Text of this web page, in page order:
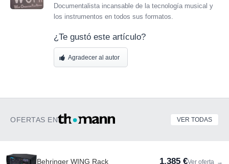
Documentalista incansable de la tecnología musical y
los instrumentos en todos sus formatos.
¿Te gustó este artículo?
Agradecer al autor
OFERTAS EN VER TODAS
Behringer WING Rack 1.385 €Ver oferta →